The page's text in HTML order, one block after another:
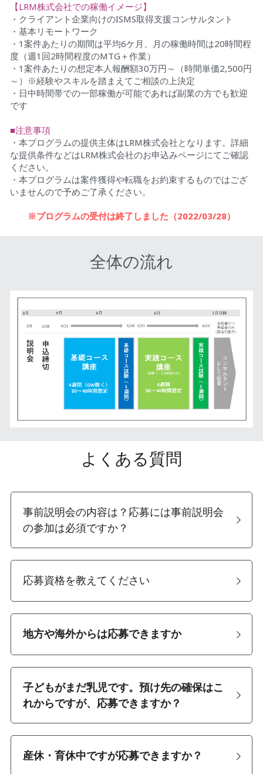
【LRM株式会社での稼働イメージ】
・クライアント企業向けのISMS取得支援コンサルタント
・基本リモートワーク
・1案件あたりの期間は平均6ケ月、月の稼働時間は20時間程
度（週1回2時間程度のMTG＋作業）
・1案件あたりの想定本人報酬額30万円～（時間単価2,500円
～）※経験やスキルを踏まえてご相談の上決定
・日中時間帯での一部稼働が可能であれば副業の方でも歓迎
です
■注意事項
・本プログラムの提供主体はLRM株式会社となります。詳細
な提供条件などはLRM株式会社のお申込みページにてご確認
ください。
・本プログラムは案件獲得や転職をお約束するものではござ
いませんので予めご了承ください。
※プログラムの受付は終了しました（2022/03/28）
全体の流れ
よくある質問
事前説明会の内容は？応募には事前説明会
の参加は必須ですか？
応募資格を教えてください
地方や海外からは応募できますか
子どもがまだ乳児です。預け先の確保はこ
れからですが、応募できますか？
産休・育休中ですが応募できますか？